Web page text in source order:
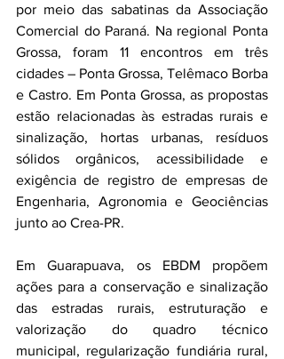
por meio das sabatinas da Associação
Comercial do Paraná. Na regional Ponta
Grossa, foram 11 encontros em três
cidades – Ponta Grossa, Telêmaco Borba
e Castro. Em Ponta Grossa, as propostas
estão relacionadas às estradas rurais e
sinalização, hortas urbanas, resíduos
sólidos orgânicos, acessibilidade e
exigência de registro de empresas de
Engenharia, Agronomia e Geociências
junto ao Crea-PR.
Em Guarapuava, os EBDM propõem
ações para a conservação e sinalização
das estradas rurais, estruturação e
valorização do quadro técnico
municipal, regularização fundiária rural,